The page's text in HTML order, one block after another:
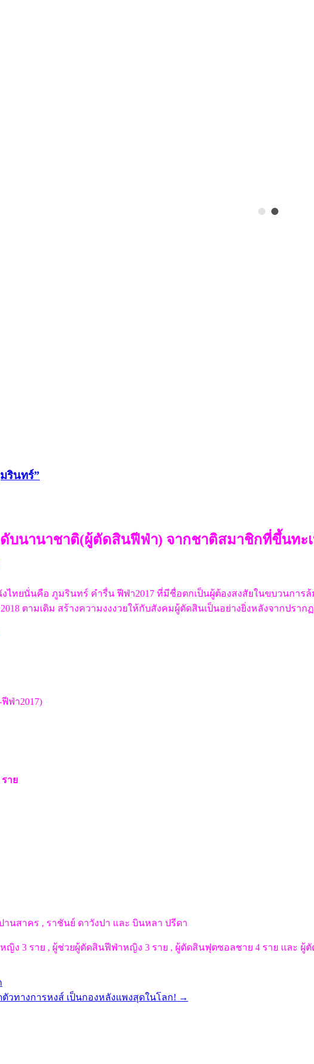
รินทร์”
นานาชาติ(ผู้ตัดสินฟีฟ่า) จากชาติสมาชิกที่ขึ้นทะเ
ทยนั่นคือ ภูมรินทร์ คำรื่น ฟีฟ่า2017 ที่มีชื่อตกเป็นผู้ต้องสงสัยในขบวนการ
ตามเดิม สร้างความงงงวยให้กับสังคมผู้ตัดสินเป็นอย่างยิ่งหลังจากปราก
ฟ่า2017)
าย
สาคร , ราชันย์ ดาวังปา และ บินหลา ปรีดา
3 ราย , ผู้ช่วยผู้ตัดสินฟีฟ่าหญิง 3 ราย , ผู้ตัดสินฟุตซอลชาย 4 ราย และ ผู้ตั
วทางการหงส์ เป็นกองหลังแพงสุดในโลก! →